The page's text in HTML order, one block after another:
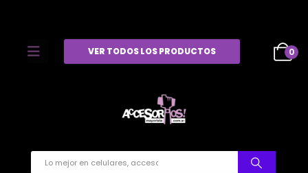
VER TODOS LOS PRODUCTOS 0